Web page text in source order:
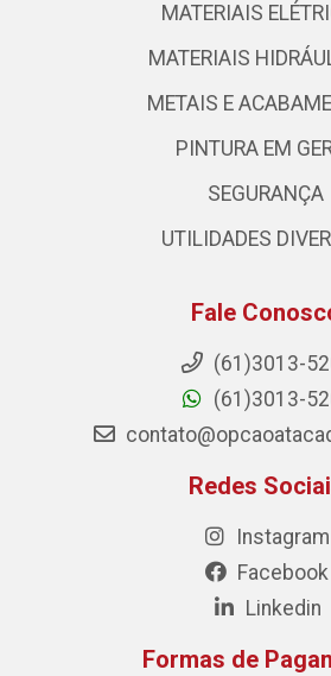
MATERIAIS
MATERIAIS
METAIS E
PINTURA EM
SEGURANÇA
UTILIDADES
Fale
(61)3013-
(61)3013-
Redes
Instagram
Facebook
Linkedin
Formas de